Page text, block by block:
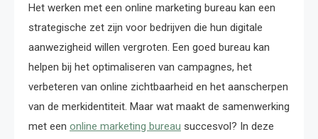
Het werken met een online marketing bureau kan een
strategische zet zijn voor bedrijven die hun digitale
aanwezigheid willen vergroten. Een goed bureau kan
helpen bij het optimaliseren van campagnes, het
verbeteren van online zichtbaarheid en het aanscherpen
van de merkidentiteit. Maar wat maakt de samenwerking
met een online marketing bureau succesvol? In deze